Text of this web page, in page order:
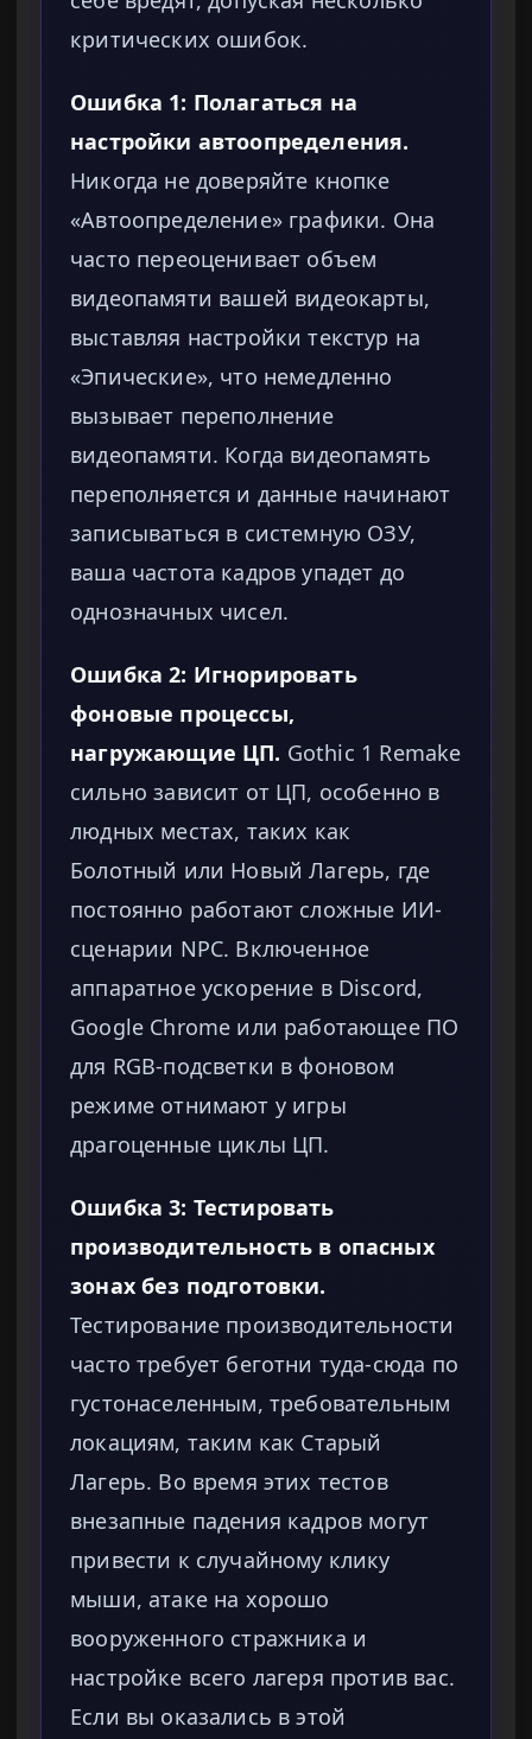
критических ошибок.
Ошибка 1: Полагаться на
настройки автоопределения.
Никогда не доверяйте кнопке
«Автоопределение» графики. Она
часто переоценивает объем
видеопамяти вашей видеокарты,
выставляя настройки текстур на
«Эпические», что немедленно
вызывает переполнение
видеопамяти. Когда видеопамять
переполняется и данные начинают
записываться в системную ОЗУ,
ваша частота кадров упадет до
однозначных чисел.
Ошибка 2: Игнорировать
фоновые процессы,
нагружающие ЦП. Gothic 1 Remake
сильно зависит от ЦП, особенно в
людных местах, таких как
Болотный или Новый Лагерь, где
постоянно работают сложные ИИ-
сценарии NPC. Включенное
аппаратное ускорение в Discord,
Google Chrome или работающее ПО
для RGB-подсветки в фоновом
режиме отнимают у игры
драгоценные циклы ЦП.
Ошибка 3: Тестировать
производительность в опасных
зонах без подготовки.
Тестирование производительности
часто требует беготни туда-сюда по
густонаселенным, требовательным
локациям, таким как Старый
Лагерь. Во время этих тестов
внезапные падения кадров могут
привести к случайному клику
мыши, атаке на хорошо
вооруженного стражника и
настройке всего лагеря против вас.
Если вы оказались в этой